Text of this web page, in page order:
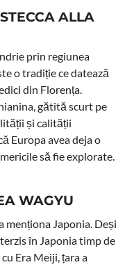
ALLA
prin regiunea
o tradiție ce datează
din Florența.
gătită scurt pe
și calității
Europa avea deja o
să fie explorate.
WAGYU
menționa Japonia. Deși
în Japonia timp de
Era Meiji, țara a